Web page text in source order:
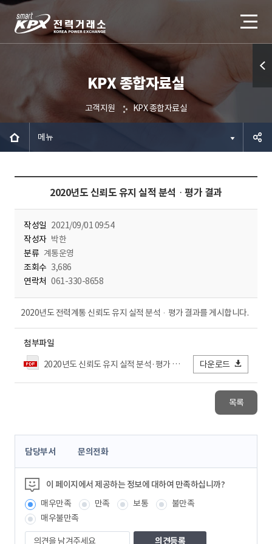
KPX 종합자료실
고객지원 KPX 종합자료실
메뉴
2020년도 신뢰도 유지 실적 분석ᆞ평가 결과
작성일 2021/09/01 09:54
작성자 박한
분류 계통운영
조회수 3,686
연락처 061-330-8658
2020년도 전력계통 신뢰도 유지 실적 분석ᆞ평가 결과를 게시합니다.
첨부파일
2020년도 신뢰도 유지 실적 분석·평가 결과_홈페이지공개.pdf
다운로드
목록
콘
츠
정
보
책
임
자
담당부서 문의전화
이 페이지에서 제공하는 정보에 대하여 만족하십니까?
매우만족
만족 보통
불만족
매우불만족
의